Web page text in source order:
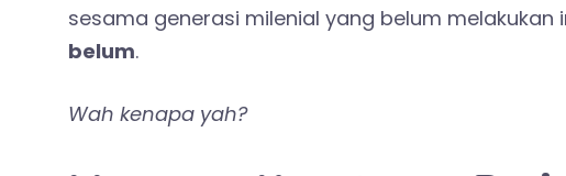
sesama generasi milenial yang belum melakukan
belum.
Wah kenapa yah?